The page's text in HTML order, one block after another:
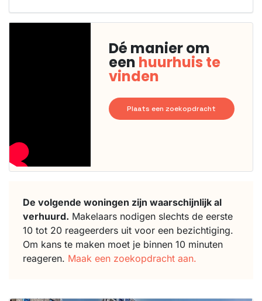
Dé manier om
een huurhuis te
vinden
Plaats een zoekopdracht
De volgende woningen zijn waarschijnlijk al
verhuurd. Makelaars nodigen slechts de eerste
10 tot 20 reageerders uit voor een bezichtiging.
Om kans te maken moet je binnen 10 minuten
reageren. Maak een zoekopdracht aan.